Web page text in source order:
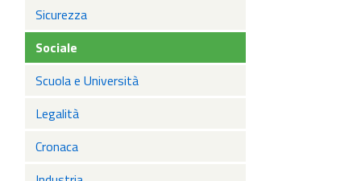
Sicurezza
Sociale
Scuola e Università
Legalità
Cronaca